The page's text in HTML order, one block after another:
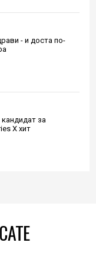
- и доста по-
за
X хит